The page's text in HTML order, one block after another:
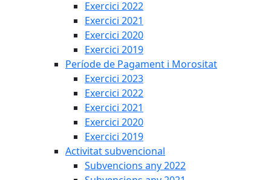
Exercici 2022
Exercici 2021
Exercici 2020
Exercici 2019
Període de Pagament i Morositat
Exercici 2023
Exercici 2022
Exercici 2021
Exercici 2020
Exercici 2019
Activitat subvencional
Subvencions any 2022